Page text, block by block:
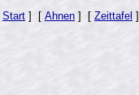
Start ] [ Ahnen ] [ Zeittafel ]